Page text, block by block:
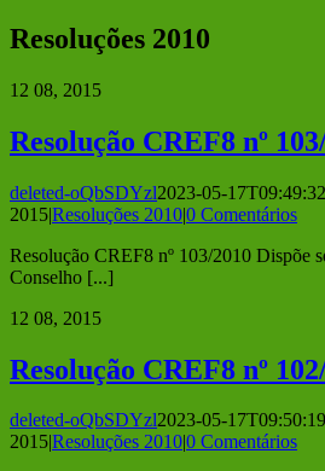
Resoluções 2010
12 08, 2015
Resolução CREF8 nº
deleted-oQbSDYzl2023-05-
2015|Resoluções 2010|0 Comentários
Resolução CREF8 nº 103/2010 Dispõe
Conselho [...]
12 08, 2015
Resolução CREF8 nº
deleted-oQbSDYzl2023-05-
2015Resoluções 20100 Comentários